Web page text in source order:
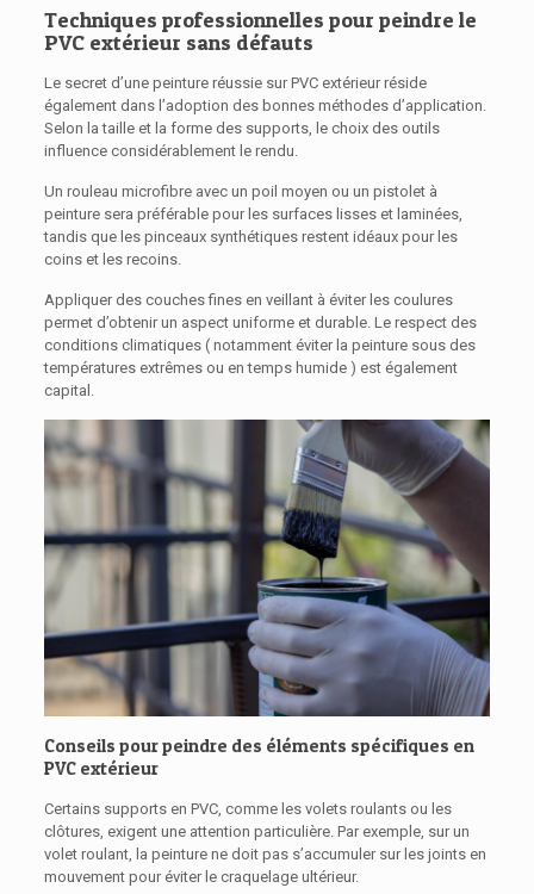
Techniques professionnelles pour peindre le
PVC extérieur sans défauts
Le secret d’une peinture réussie sur PVC extérieur réside
également dans l’adoption des bonnes méthodes d’application.
Selon la taille et la forme des supports, le choix des outils
influence considérablement le rendu.
Un rouleau microfibre avec un poil moyen ou un pistolet à
peinture sera préférable pour les surfaces lisses et laminées,
tandis que les pinceaux synthétiques restent idéaux pour les
coins et les recoins.
Appliquer des couches fines en veillant à éviter les coulures
permet d’obtenir un aspect uniforme et durable. Le respect des
conditions climatiques ( notamment éviter la peinture sous des
températures extrêmes ou en temps humide ) est également
capital.
Conseils pour peindre des éléments spécifiques en
PVC extérieur
Certains supports en PVC, comme les volets roulants ou les
clôtures, exigent une attention particulière. Par exemple, sur un
volet roulant, la peinture ne doit pas s’accumuler sur les joints en
mouvement pour éviter le craquelage ultérieur.